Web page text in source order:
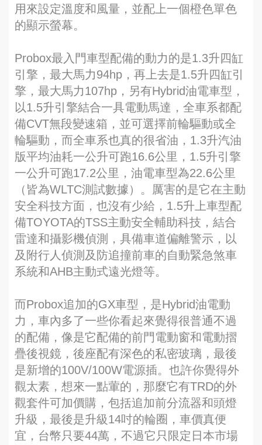
用來設定溫度和風量，並配上一個橙色單色
的顯示螢幕。
Probox最入門車型配備的動力的是1.3升四缸
引擎，最大馬力94hp，再上去是1.5升四缸引
擎，最大馬力107hp，另有Hybrid油電車型，
以1.5升引擎結合一具電動馬達，全車系都配
備CVT無段變速箱，並可選擇前輪驅動或全
輪驅動，而全車系也真的很省油，1.3升汽油
版平均油耗一公升可跑16.6公里，1.5升引擎
一公升可跑17.2公里，油電車型為22.6公里
（皆為WLTC測試數據）。厲害的是它在主動
安全科技方面，也沒有少給，1.5升上車型配
備TOYOTA的TSS主動安全輔助科技，結合
雷達和攝影機偵測，具備車道偏離警示，以
及附行人偵測及防追撞前車的自動緊急煞車
系統和AHB主動式遠光燈等。
而Probox追加的GX車型，是Hybrid油電動
力，車內多了一些你看起來覺得很普通不過
的配備，像是它配備的前門電動窗和電動摺
疊後視鏡，後座配有深色的私密玻璃，最後
是新增的100V/100W電源插。也許你覺得外
觀太素，想來一點葷的，那麼它有TRD的外
觀套件可加價購，包括追加前分流器和頭燈
升級，最後是升級14吋的輪圈，車價真便
宜，台幣只要44萬，不過它只限定日本市場